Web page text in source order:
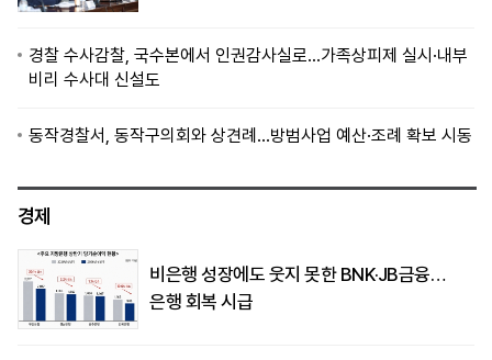
경찰 수사감찰, 국수본에서 인권감사실로…가족상피제 실시·내부
비리 수사대 신설도
동작경찰서, 동작구의회와 상견례…방범사업 예산·조례 확보 시동
경제
비은행 성장에도 웃지 못한 BNK·JB금융…
은행 회복 시급